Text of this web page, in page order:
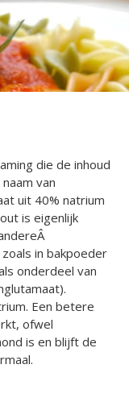
die de inhoud
van
uit 40% natrium
is eigenlijk
in bakpoeder
onderdeel van
Een betere
ofwel
is en blijft de